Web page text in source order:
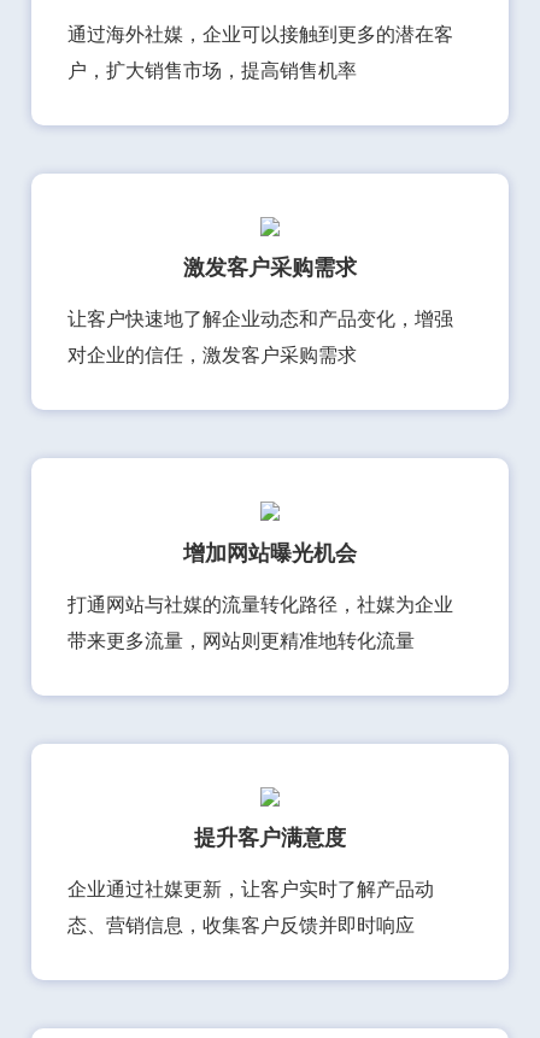
通过海外社媒，企业可以接触到更多的潜在客
户，扩大销售市场，提高销售机率
激发客户采购需求
让客户快速地了解企业动态和产品变化，增强
对企业的信任，激发客户采购需求
增加网站曝光机会
打通网站与社媒的流量转化路径，社媒为企业
带来更多流量，网站则更精准地转化流量
提升客户满意度
企业通过社媒更新，让客户实时了解产品动
态、营销信息，收集客户反馈并即时响应